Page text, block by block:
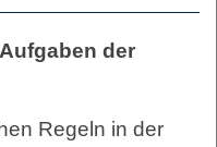
der
Regeln in der